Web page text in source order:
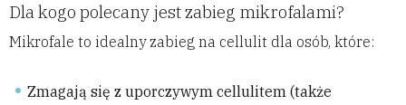
Dla kogo polecany jest zabieg mikrofalami?
Mikrofale to idealny zabieg na cellulit dla osób, które:
Zmagają się z uporczywym cellulitem (także